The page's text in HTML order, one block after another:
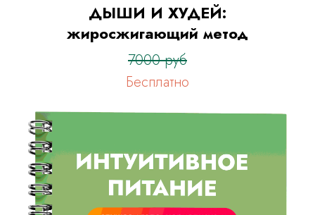
ДЫШИ И ХУДЕЙ:
жиросжигающий метод
7000 руб
Бесплатно